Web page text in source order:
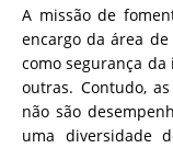
A missão de
encargo da área
como segurança
outras. Contudo,
não são
uma diversidade